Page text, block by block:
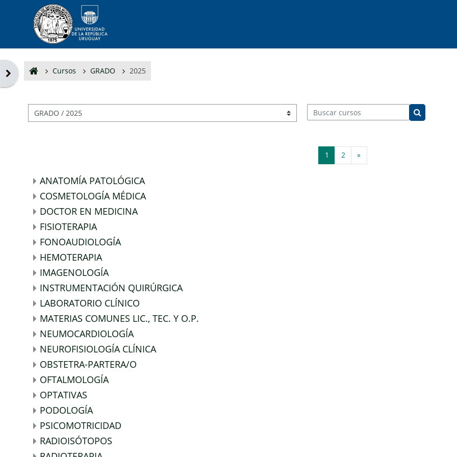
Salta al contenido principal
Abrir cajón de bloques
Cursos GRADO 2025
Categorías Buscar cursos
Buscar
1 Página 1
2Página 2
»Siguiente página
ANATOMÍA PATOLÓGICA
COSMETOLOGÍA MÉDICA
DOCTOR EN MEDICINA
FISIOTERAPIA
FONOAUDIOLOGÍA
HEMOTERAPIA
IMAGENOLOGÍA
INSTRUMENTACIÓN QUIRÚRGICA
LABORATORIO CLÍNICO
MATERIAS COMUNES LIC., TEC. Y O.P.
NEUMOCARDIOLOGÍA
NEUROFISIOLOGÍA CLÍNICA
OBSTETRA-PARTERA/O
OFTALMOLOGÍA
OPTATIVAS
PODOLOGÍA
PSICOMOTRICIDAD
RADIOISÓTOPOS